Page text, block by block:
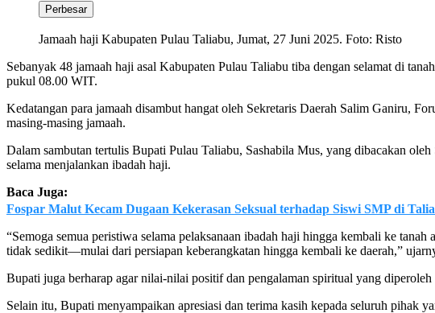
Perbesar
Jamaah haji Kabupaten Pulau Taliabu, Jumat, 27 Juni 2025. Foto: Risto
Sebanyak 48 jamaah haji asal Kabupaten Pulau Taliabu tiba dengan selamat di
pukul 08.00 WIT.
Kedatangan para jamaah disambut hangat oleh Sekretaris Daerah Salim Ganiru,
masing-masing jamaah.
Dalam sambutan tertulis Bupati Pulau Taliabu, Sashabila Mus, yang dibacakan
selama menjalankan ibadah haji.
Baca Juga:
Fospar Malut Kecam Dugaan Kekerasan Seksual terhadap Siswi SMP di
“Semoga semua peristiwa selama pelaksanaan ibadah haji hingga kembali ke
tidak sedikit—mulai dari persiapan keberangkatan hingga kembali ke daerah,”
Bupati juga berharap agar nilai-nilai positif dan pengalaman spiritual yang
Selain itu, Bupati menyampaikan apresiasi dan terima kasih kepada seluruh pihak